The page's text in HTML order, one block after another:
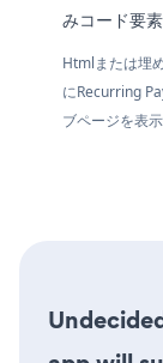
みコード要
Htmlまたは埋
にRecurring
ブページを表